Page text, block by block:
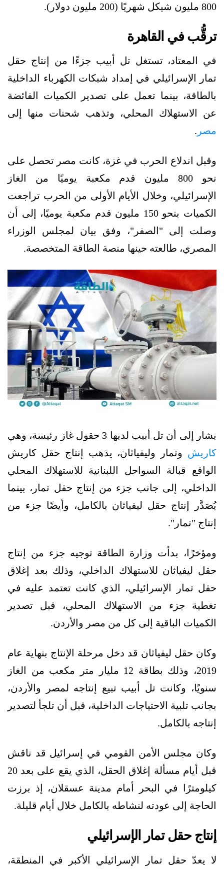
800 مليون شيكل شهريًا (200 مليون دولار).
ترقُّب في القاهرة
في المعتاد، تستغل تل أبيب جزءًا من إنتاج حقل
تمار الإسرائيلي في إمداد شبكات الكهرباء الداخلية
بالطاقة، بينما تعمل على تصدير الكميات الفائضة
عن الاستهلاك المحلي، وتذهب شحنات منها إلى
مصر .
وقبل اندلاع الحرب في غزة، كانت مصر تحصل على
نحو 800 مليون قدم مكعبة يوميًا من الغاز
الإسرائيلي، وخلال الأيام الأولى من الحرب تراجعت
الكميات بنحو 150 مليون قدم مكعبة يوميًا، إلى أن
وصلت إلى "الصفر"، وفق بيان لمجلس الوزراء
المصري، طالعته حينها منصة الطاقة المتخصصة.
يشار إلى أن تل أبيب لديها 3 حقول غاز رئيسة، وهي
كاريش وتمار وليفياثان، يذهب إنتاج حقل كاريش
الواقع قبالة السواحل اللبنانية للاستهلاك المحلي
الداخلي، إلى جانب جزء من إنتاج حقل تمار، بينما
يُصَدَّر إنتاج حقل ليفياثان بالكامل، وأيضًا جزء من
إنتاج "تمار".
ومؤخرًا، بدأت وزارة الطاقة توجيه جزء من إنتاج
حقل ليفياثان للاستهلاك الداخلي، وذلك بعد إغلاق
حقل تمار الإسرائيلي، الذي كانت تعتمد عليه في
تغطية جزء من الاستهلاك المحلي، قبل تصدير
الكميات الباقية إلى كل من مصر والأردن.
وكان حقل ليفياثان قد دخل مرحلة الإنتاج بنهاية عام
2019، وذلك بطاقة 12 مليار متر مكعب من الغاز
سنويًا، وكانت تل أبيب تبيع إنتاجه لمصر والأردن،
بجانب تلبية الاحتياجات الداخلية، قبل أن تلجأ لتصدير
إنتاجه بالكامل.
وكان مجلس الأمن القومي في إسرائيل قد ناقش
قبل أيام مسألة إغلاق الحقل، الذي يقع على بعد 20
كيلومترًا في البحر أمام مدينة عسقلان، إذ برزت
الحاجة إلى عودته لنشاطه بالكامل خلال أيام قليلة.
إنتاج حقل تمار الإسرائيلي
لا يعدّ حقل تمار الإسرائيلي الأكبر في المنطقة،